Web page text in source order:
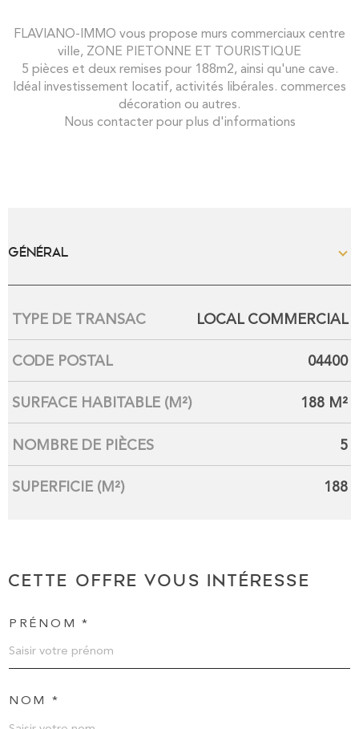
FLAVIANO-IMMO vous propose murs commerciaux centre
ville, ZONE PIETONNE ET TOURISTIQUE
5 pièces et deux remises pour 188m2, ainsi qu'une cave.
Idéal investissement locatif, activités libérales. commerces
décoration ou autres.
Nous contacter pour plus d'informations
GÉNÉRAL
Caractérisque Valeurs
TYPE DE TRANSAC LOCAL COMMERCIAL
CODE POSTAL 04400
SURFACE HABITABLE (M²) 188 M²
NOMBRE DE PIÈCES 5
SUPERFICIE (M²) 188
CETTE OFFRE VOUS INTÉRESSE
PRÉNOM *
NOM *